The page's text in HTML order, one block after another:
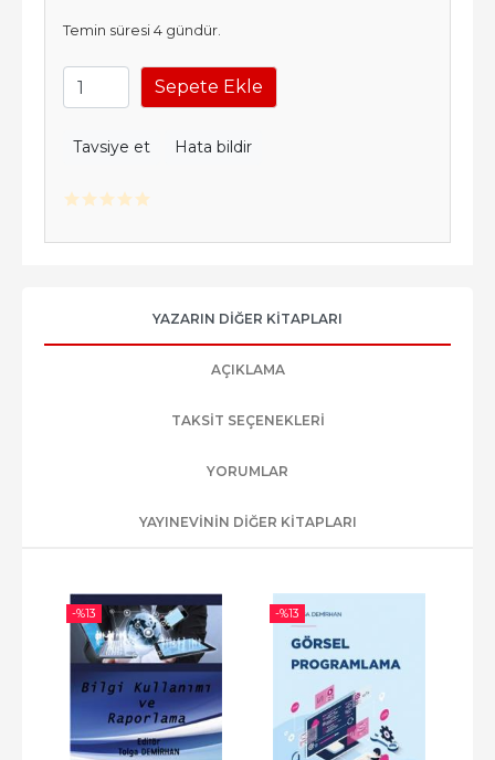
Temin süresi 4 gündür.
Sepete Ekle
Tavsiye et Hata bildir
YAZARIN DIĞER KITAPLARI
AÇIKLAMA
TAKSIT SEÇENEKLERI
YORUMLAR
YAYINEVININ DIĞER KITAPLARI
-%13 -%13